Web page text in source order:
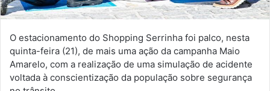
O estacionamento do Shopping Serrinha foi palco, nesta
quinta-feira (21), de mais uma ação da campanha Maio
Amarelo, com a realização de uma simulação de acidente
voltada à conscientização da população sobre segurança